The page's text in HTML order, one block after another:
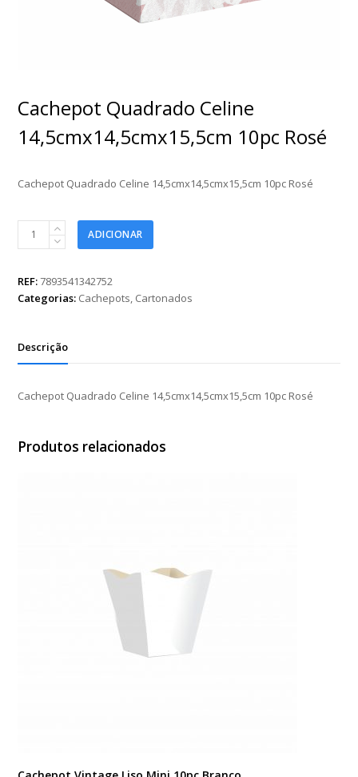
Cachepot Quadrado Celine
14,5cmx14,5cmx15,5cm 10pc Rosé
Cachepot Quadrado Celine 14,5cmx14,5cmx15,5cm 10pc Rosé
Cachepot
Quadrado
14,5cmx14,5cmx15,5cm
10pc
ADICIONAR
REF:7893541342752
Categorias: Cachepots, Cartonados
Descrição
Cachepot Quadrado Celine 14,5cmx14,5cmx15,5cm 10pc Rosé
Produtos relacionados